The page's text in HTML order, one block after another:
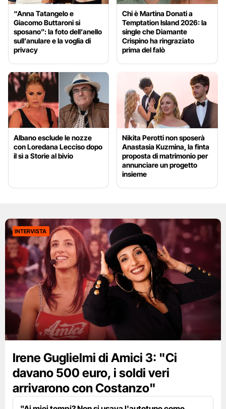
“Anna Tatangelo e
Giacomo Buttaroni si
sposano”: la foto dell’anello
sull’anulare e la voglia di
privacy
Chi è Martina Donati a
Temptation Island 2026: la
single che Diamante
Crispino ha ringraziato
prima del falò
Albano esclude le nozze
con Loredana Lecciso dopo
il sì a Storie al bivio
Nikita Perotti non sposerà
Anastasia Kuzmina, la finta
proposta di matrimonio per
annunciare un progetto
insieme
INTERVISTA
Irene Guglielmi di Amici 3: "Ci
davano 500 euro, i soldi veri
arrivarono con Costanzo"